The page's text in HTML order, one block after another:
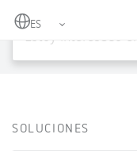
SOLUCIONES